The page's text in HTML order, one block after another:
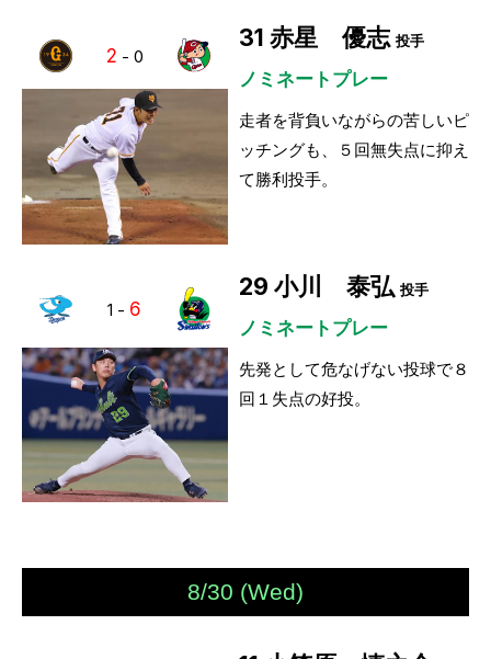
2 - 0
31 赤星 優志 投手
ノミネートプレー
走者を背負いながらの苦しいピ
ッチングも、５回無失点に抑え
て勝利投手。
1 - 6
29 小川 泰弘 投手
ノミネートプレー
先発として危なげない投球で８
回１失点の好投。
8/30 (Wed)